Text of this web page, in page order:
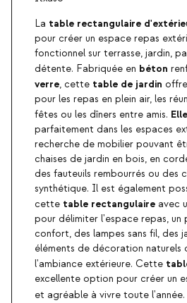
La table rectangulaire
pour créer un espace repas
fonctionnel sur terrasse, jardin,
détente. Fabriquée en béton
verre, cette table de jardin
pour les repas en plein air, les
fêtes ou les dîners entre amis. Elle
parfaitement dans les espaces
recherche de mobilier pouvant
chaises de jardin en bois, en
des fauteuils rembourrés ou des
synthétique. Il est également
cette table rectangulaire avec
pour délimiter l'espace repas, un
confort, des lampes sans fil, des
éléments de décoration naturels
l'ambiance extérieure. Cette
excellente option pour créer un
et agréable à vivre toute l'année.